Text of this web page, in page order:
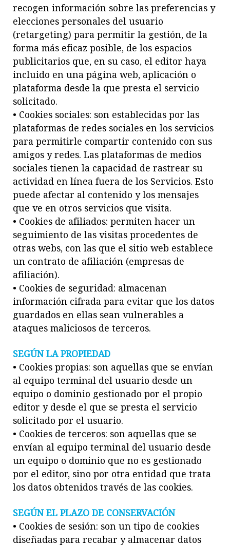
recogen información sobre las preferencias y
elecciones personales del usuario
(retargeting) para permitir la gestión, de la
forma más eficaz posible, de los espacios
publicitarios que, en su caso, el editor haya
incluido en una página web, aplicación o
plataforma desde la que presta el servicio
solicitado.
• Cookies sociales: son establecidas por las
plataformas de redes sociales en los servicios
para permitirle compartir contenido con sus
amigos y redes. Las plataformas de medios
sociales tienen la capacidad de rastrear su
actividad en línea fuera de los Servicios. Esto
puede afectar al contenido y los mensajes
que ve en otros servicios que visita.
• Cookies de afiliados: permiten hacer un
seguimiento de las visitas procedentes de
otras webs, con las que el sitio web establece
un contrato de afiliación (empresas de
afiliación).
• Cookies de seguridad: almacenan
información cifrada para evitar que los datos
guardados en ellas sean vulnerables a
ataques maliciosos de terceros.
SEGÚN LA PROPIEDAD
• Cookies propias: son aquellas que se envían
al equipo terminal del usuario desde un
equipo o dominio gestionado por el propio
editor y desde el que se presta el servicio
solicitado por el usuario.
• Cookies de terceros: son aquellas que se
envían al equipo terminal del usuario desde
un equipo o dominio que no es gestionado
por el editor, sino por otra entidad que trata
los datos obtenidos través de las cookies.
SEGÚN EL PLAZO DE CONSERVACIÓN
• Cookies de sesión: son un tipo de cookies
diseñadas para recabar y almacenar datos